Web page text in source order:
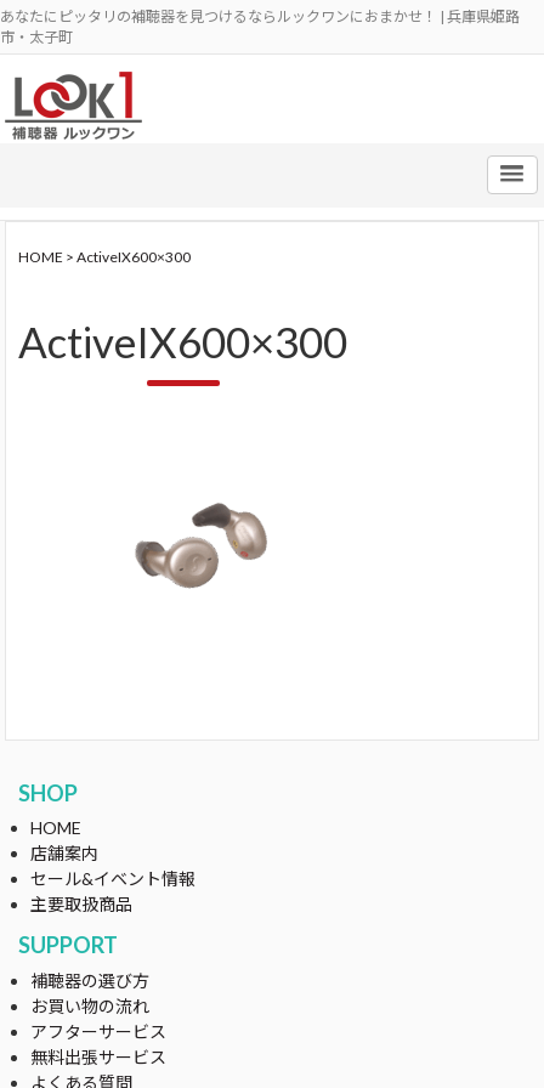
あなたにピッタリの補聴器を見つけるならルックワンにおまかせ！ | 兵庫県姫路
市・太子町
HOME >ActiveIX600×300
ActiveIX600×300
SHOP
HOME
店舗案内
セール&イベント情報
主要取扱商品
SUPPORT
補聴器の選び方
お買い物の流れ
アフターサービス
無料出張サービス
よくある質問